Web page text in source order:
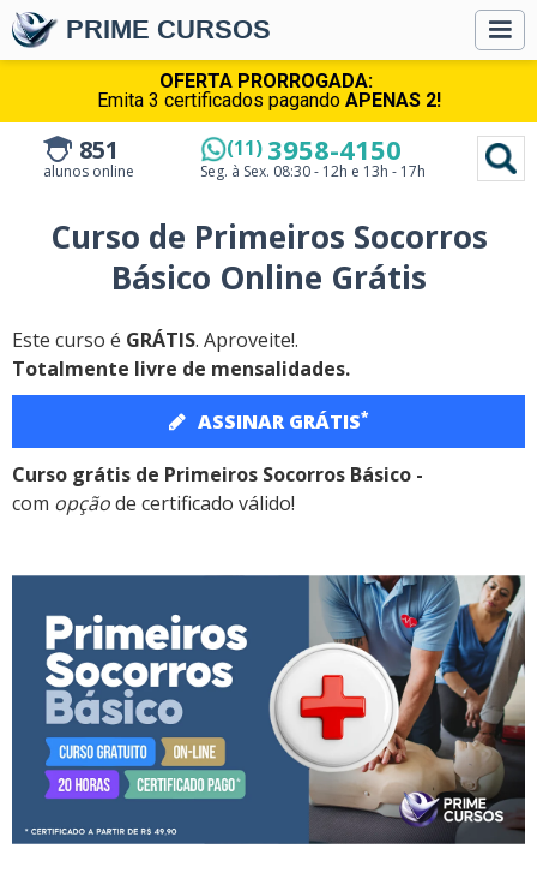
OFERTA PRORROGADA:
Emita 3 certificados pagando APENAS 2!
PRIME CURSOS
851
alunos online
(11) 3958-4150
Seg. à Sex. 08:30 - 12h e 13h - 17h
Curso de Primeiros Socorros
Básico Online Grátis
Este curso é GRÁTIS. Aproveite!.
Totalmente livre de mensalidades.
ASSINAR GRÁTIS*
Curso grátis de Primeiros Socorros Básico -
com opçãode certificado válido!